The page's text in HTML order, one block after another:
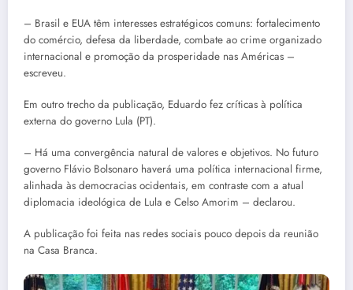
– Brasil e EUA têm interesses estratégicos comuns: fortalecimento
do comércio, defesa da liberdade, combate ao crime organizado
internacional e promoção da prosperidade nas Américas –
escreveu.
Em outro trecho da publicação, Eduardo fez críticas à política
externa do governo Lula (PT).
– Há uma convergência natural de valores e objetivos. No futuro
governo Flávio Bolsonaro haverá uma política internacional firme,
alinhada às democracias ocidentais, em contraste com a atual
diplomacia ideológica de Lula e Celso Amorim – declarou.
A publicação foi feita nas redes sociais pouco depois da reunião
na Casa Branca.